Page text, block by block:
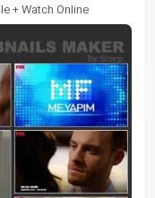
+ Watch Online